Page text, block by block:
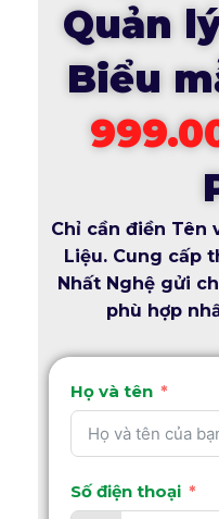
Quản
Biểu
Chỉ cần điền Tên
Liệu. Cung cấp
Nhất Nghệ gửi
phù hợp
Họ và tên
Số điện thoại